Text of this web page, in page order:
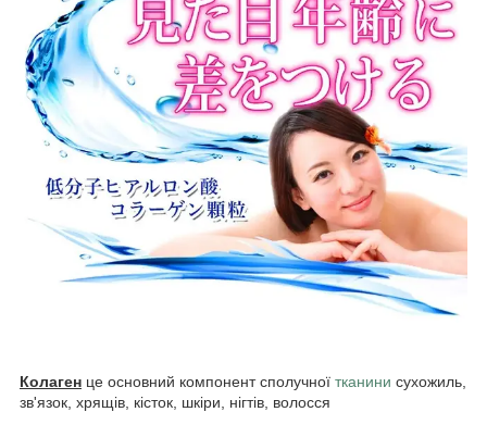
Колаген це основний компонент сполучної тканини сухожиль,
зв'язок, хрящів, кісток, шкіри, нігтів, волосся